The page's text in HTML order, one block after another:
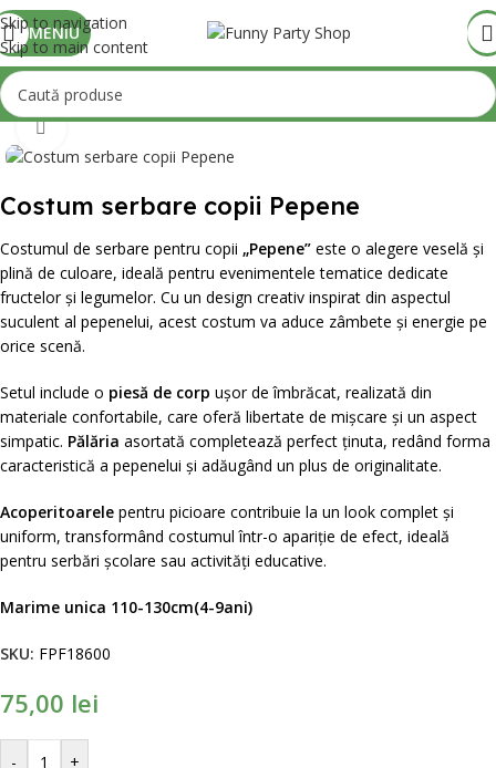
Skip to navigation
Skip to main content
MENIU
Mărește poza
Costum serbare copii Pepene
Costumul de serbare pentru copii „Pepene” este o alegere veselă și
plină de culoare, ideală pentru evenimentele tematice dedicate
fructelor și legumelor. Cu un design creativ inspirat din aspectul
suculent al pepenelui, acest costum va aduce zâmbete și energie pe
orice scenă.
Setul include o piesă de corp ușor de îmbrăcat, realizată din
materiale confortabile, care oferă libertate de mișcare și un aspect
simpatic. Pălăria asortată completează perfect ținuta, redând forma
caracteristică a pepenelui și adăugând un plus de originalitate.
Acoperitoarele pentru picioare contribuie la un look complet și
uniform, transformând costumul într-o apariție de efect, ideală
pentru serbări școlare sau activități educative.
Marime unica 110-130cm(4-9ani)
SKU: FPF18600
75,00 lei
- +